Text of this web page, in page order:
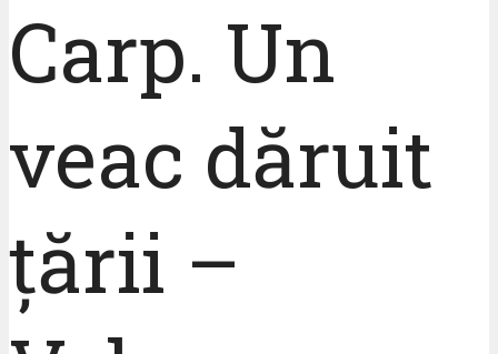
Carp. Un
veac dăruit
țării –